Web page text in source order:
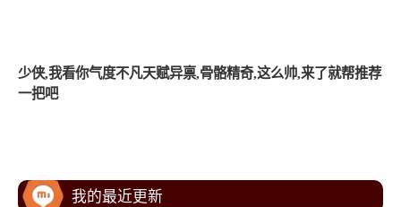
少侠,我看你气度不凡天赋异禀,骨骼精奇,这么帅,来了就帮推荐
一把吧
我的最近更新